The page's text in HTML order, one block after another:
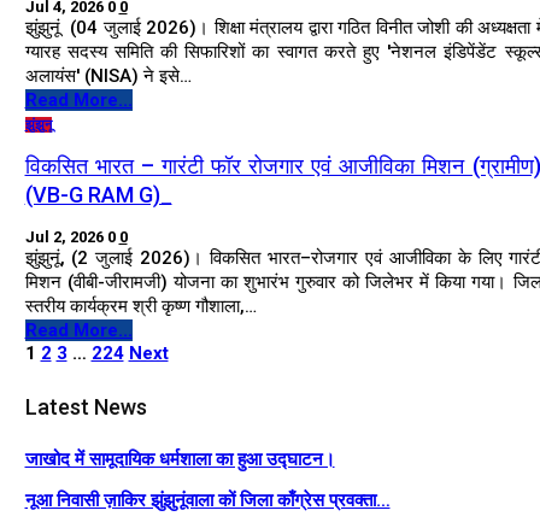
Jul 4, 2026 0 0
झुंझुनूं (04 जुलाई 2026)। शिक्षा मंत्रालय द्वारा गठित विनीत जोशी की अध्यक्षता
ग्यारह सदस्य समिति की सिफारिशों का स्वागत करते हुए 'नेशनल इंडिपेंडेंट
अलायंस' (NISA) ने इसे…
Read More...
झुंझुनू
विकसित भारत – गारंटी फॉर रोजगार एवं आजीविका मिशन
(VB-G RAM G)_
Jul 2, 2026 0 0
झुंझुनूं, (2 जुलाई 2026)। विकसित भारत–रोजगार एवं आजीविका के लिए
मिशन (वीबी-जीरामजी) योजना का शुभारंभ गुरुवार को जिलेभर में किया गया।
स्तरीय कार्यक्रम श्री कृष्ण गौशाला,…
Read More...
1 2 3 … 224 Next
Latest News
जाखोद में सामूदायिक धर्मशाला का हुआ उद्घाटन।
नूआ निवासी ज़ाकिर झुंझुनूंवाला कों जिला काँग्रेस प्रवक्ता…